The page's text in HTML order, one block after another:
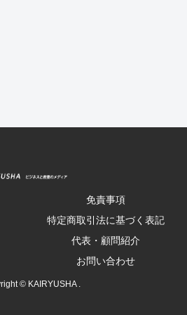
免責事項
特定商取引法に基づく表記
代表・顧問紹介
お問い合わせ
© KAIRYUSHA .